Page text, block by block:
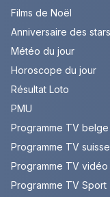
Films de Noël
Anniversaire des stars
Météo du jour
Horoscope du jour
Résultat Loto
PMU
Programme TV
Programme TV
Programme TV vidéo
Programme TV Sport